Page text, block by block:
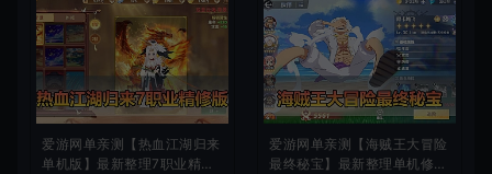
爱游网单亲测【热血江湖归来
单机版】最新整理7职业精修
爱游网单亲测【海贼王大冒险
最终秘宝】最新整理单机修复